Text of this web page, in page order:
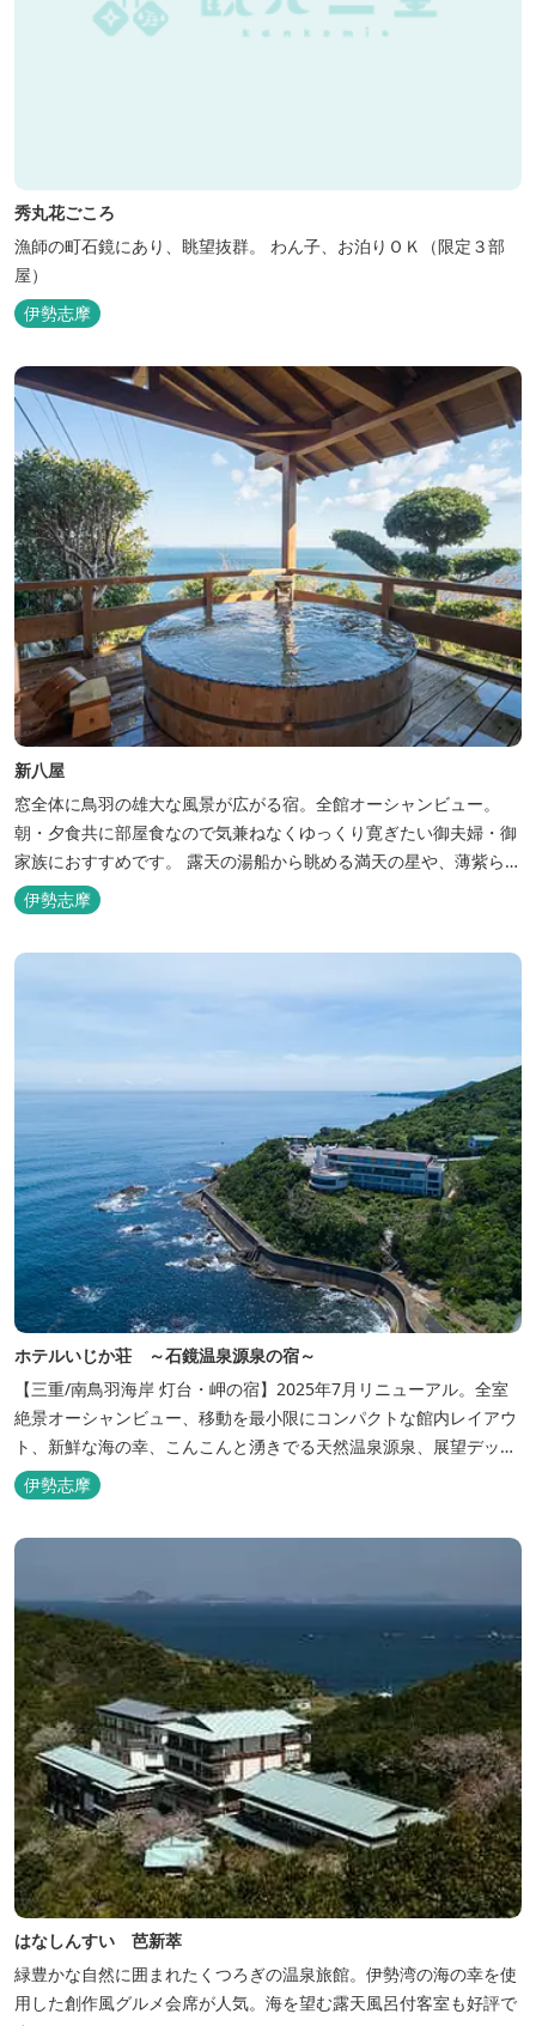
秀丸花ごころ
漁師の町石鏡にあり、眺望抜群。 わん子、お泊りＯＫ（限定３部
屋）
伊勢志摩
新八屋
窓全体に鳥羽の雄大な風景が広がる宿。全館オーシャンビュー。
朝・夕食共に部屋食なので気兼ねなくゆっくり寛ぎたい御夫婦・御
家族におすすめです。 露天の湯船から眺める満天の星や、薄紫ら染
まる朝の海は一見の価値有。夕食は旬の素材を大釜で蒸し上げる名
物「五右衛門蒸し」、鯛や伊勢海老の舟盛りに海鮮鍋も。
伊勢志摩
ホテルいじか荘 ～石鏡温泉源泉の宿～
【三重/南鳥羽海岸 灯台・岬の宿】2025年7月リニューアル。全室
絶景オーシャンビュー、移動を最小限にコンパクトな館内レイアウ
ト、新鮮な海の幸、こんこんと湧きでる天然温泉源泉、展望デッ
キ〜いじか灯台テラス〜からの眺望が自慢のリトリートホテル。
伊勢志摩
はなしんすい 芭新萃
緑豊かな自然に囲まれたくつろぎの温泉旅館。伊勢湾の海の幸を使
用した創作風グルメ会席が人気。海を望む露天風呂付客室も好評で